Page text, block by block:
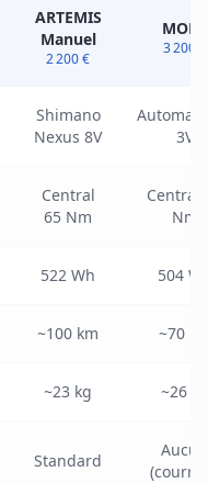
ARTEMIS
Manuel
2 200 €
MOBY
3 200 €
Shimano
Nexus 8V
3V
Central
65 Nm
Central
Nm
522 Wh 504
~100 km ~70
~23 kg ~26 kg
Standard
Aucun